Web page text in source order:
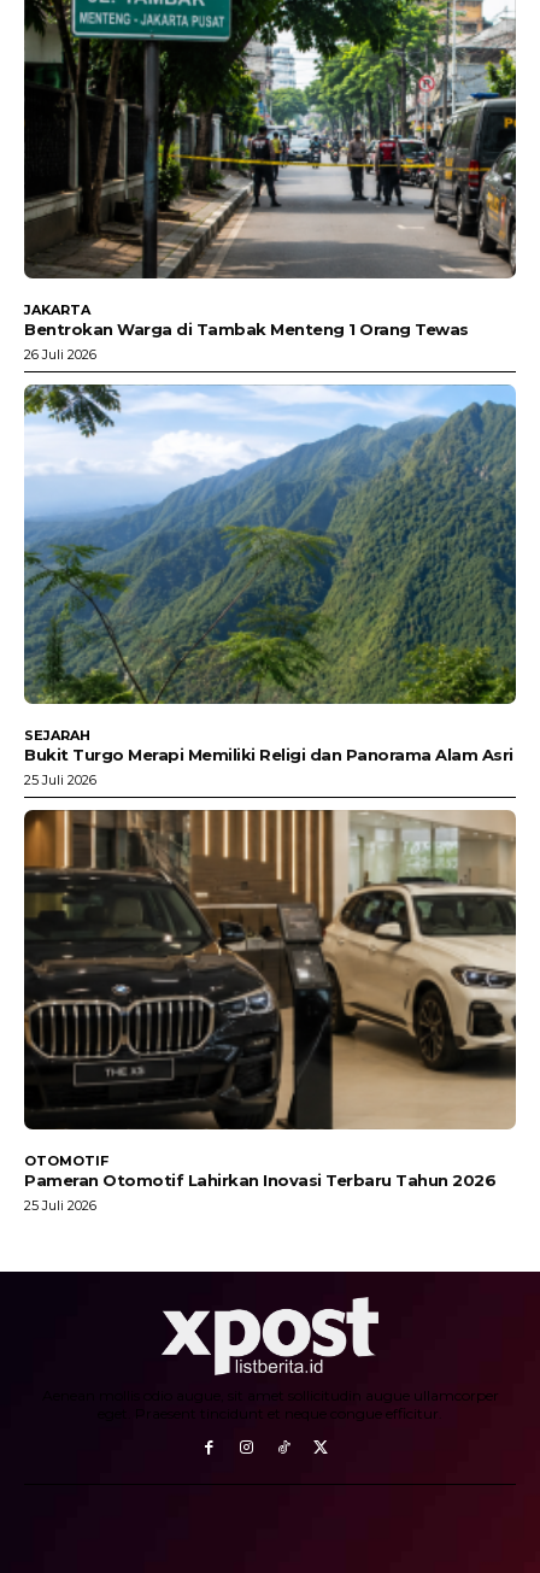
JAKARTA
Bentrokan Warga di Tambak Menteng 1 Orang Tewas
26 Juli 2026
SEJARAH
Bukit Turgo Merapi Memiliki Religi dan Panorama Alam Asri
25 Juli 2026
OTOMOTIF
Pameran Otomotif Lahirkan Inovasi Terbaru Tahun 2026
25 Juli 2026
Aenean mollis odio augue, sit amet sollicitudin augue ullamcorper
eget. Praesent tincidunt et neque congue efficitur.